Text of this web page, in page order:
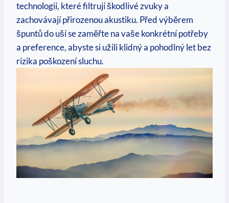
technologií, které filtrují škodlivé zvuky a
zachovávají přirozenou akustiku. Před výběrem
špuntů do uší se zaměřte na vaše konkrétní potřeby
a preference, abyste si užili klidný a pohodlný let bez
rizika poškození sluchu.